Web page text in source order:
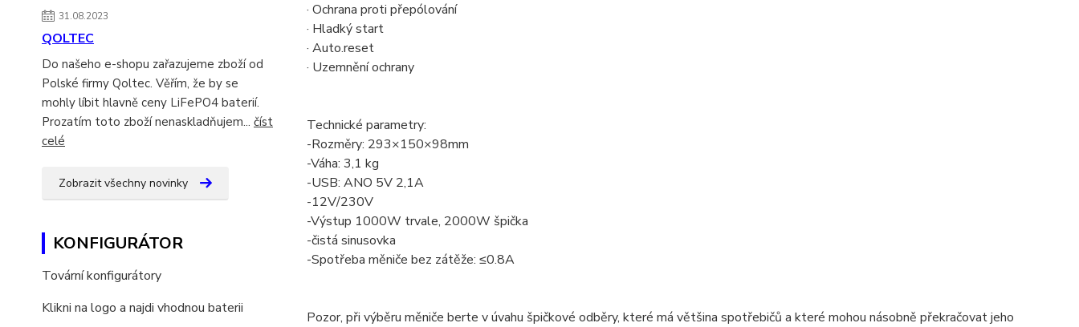
31.08.2023
QOLTEC
Do našeho e-shopu zařazujeme zboží od
Polské firmy Qoltec. Věřím, že by se
mohly líbit hlavně ceny LiFePO4 baterií.
Prozatím toto zboží nenaskladňujem... číst
celé
Zobrazit všechny novinky
KONFIGURÁTOR
Tovární konfigurátory
Klikni na logo a najdi vhodnou baterii
· Ochrana proti přepólování
· Hladký start
· Auto.reset
· Uzemnění ochrany
Technické parametry:
-Rozměry: 293×150×98mm
-Váha: 3,1 kg
-USB: ANO 5V 2,1A
-12V/230V
-Výstup 1000W trvale, 2000W špička
-čistá sinusovka
-Spotřeba měniče bez zátěže: ≤0.8A
Pozor, při výběru měniče berte v úvahu špičkové odběry, které má většina spotřebičů a které mohou násobně překračovat jeho